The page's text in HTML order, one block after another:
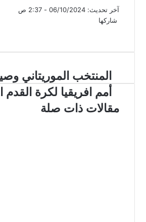
آخر تحديث: 06/10/2024 - 2:37 ص
شاركها
البريد
المنتخب الموريتاني
أمم افريقيا لكرة
مقالات ذات صلة